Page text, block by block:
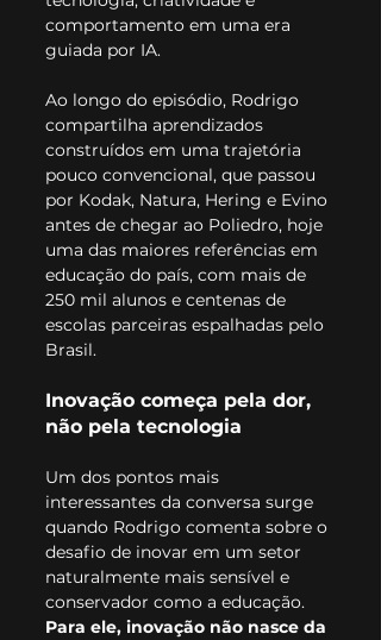
comportamento em uma era
guiada por IA.
Ao longo do episódio, Rodrigo
compartilha aprendizados
construídos em uma trajetória
pouco convencional, que passou
por Kodak, Natura, Hering e Evino
antes de chegar ao Poliedro, hoje
uma das maiores referências em
educação do país, com mais de
250 mil alunos e centenas de
escolas parceiras espalhadas pelo
Brasil.
Inovação começa pela dor,
não pela tecnologia
Um dos pontos mais
interessantes da conversa surge
quando Rodrigo comenta sobre o
desafio de inovar em um setor
naturalmente mais sensível e
conservador como a educação.
Para ele, inovação não nasce da